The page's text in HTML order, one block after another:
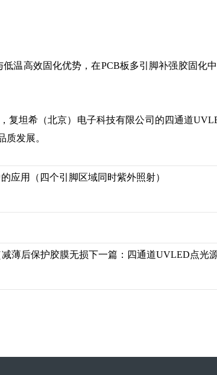
高效固化优势，在PCB板多引脚补强胶固化
坦希（北京）电子科技有限公司的四通道
发展。
应用（四个引脚区域同时紫外照射）
薄后保护胶膜无损下一篇： 四通道UVLED点光